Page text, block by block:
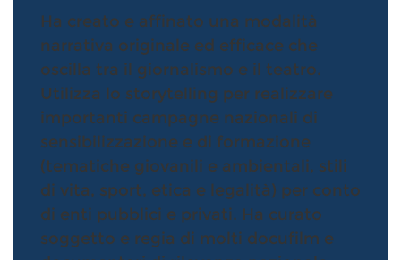
Ha creato e affinato una modalità
narrativa originale ed efficace che
oscilla tra il giornalismo e il teatro.
Utilizza lo storytelling per realizzare
importanti campagne nazionali di
sensibilizzazione e di formazione
(tematiche giovanili e ambientali, stili
di vita, sport, etica e legalità) per conto
di enti pubblici e privati. Ha curato
soggetto e regia di molti docufilm e